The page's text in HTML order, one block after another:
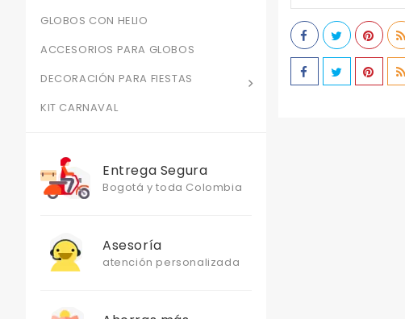
GLOBOS CON HELIO
ACCESORIOS PARA GLOBOS
DECORACIÓN PARA FIESTAS
KIT CARNAVAL
Entrega Segura
Bogotá y toda Colombia
Asesoría
atención personalizada